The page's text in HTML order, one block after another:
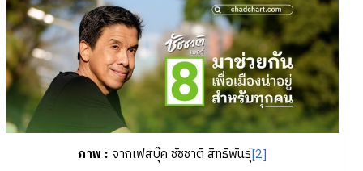
ภาพ : จากเฟสบุ๊ค ชัชชาติ สิทธิพันธุ์[2]